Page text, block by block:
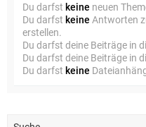
Du darfst keine neuen
Du darfst keine Antworten
erstellen.
Du darfst deine Beiträge in
Du darfst deine Beiträge in
Du darfst keine